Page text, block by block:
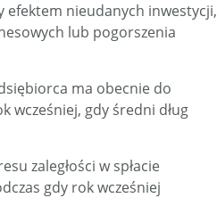
efektem nieudanych inwestycji,
lub pogorszenia
ma obecnie do
wcześniej, gdy średni dług
zaległości w spłacie
gdy rok wcześniej